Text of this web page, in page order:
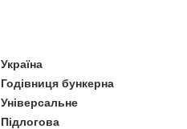
Україна
Годівниця бункерна
Універсальне
Підлогова